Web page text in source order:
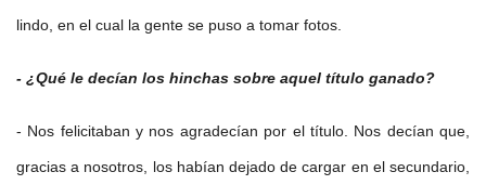
lindo, en el cual la gente se puso a tomar fotos.
- ¿Qué le decían los hinchas sobre aquel título ganado?
- Nos felicitaban y nos agradecían por el título. Nos decían que,
gracias a nosotros, los habían dejado de cargar en el secundario,